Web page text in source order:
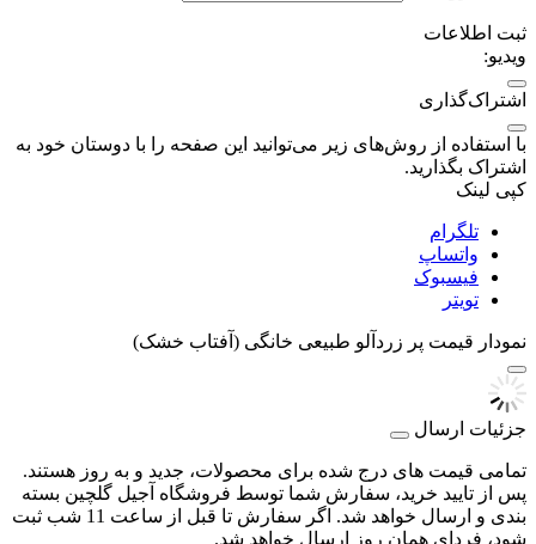
ثبت اطلاعات
ویدیو:
اشتراک‌گذاری
با استفاده از روش‌های زیر می‌توانید این صفحه را با دوستان خود به
اشتراک بگذارید.
کپی لینک
تلگرام
واتساپ
فیسبوک
تویتر
نمودار قیمت پر زردآلو طبیعی خانگی (آفتاب خشک)
جزئیات ارسال
تمامی قیمت های درج شده برای محصولات، جدید و به روز هستند.
پس از تایید خرید، سفارش شما توسط فروشگاه آجیل گلچین بسته
بندی و ارسال خواهد شد. اگر سفارش تا قبل از ساعت 11 شب ثبت
شود، فردای همان روز ارسال خواهد شد.